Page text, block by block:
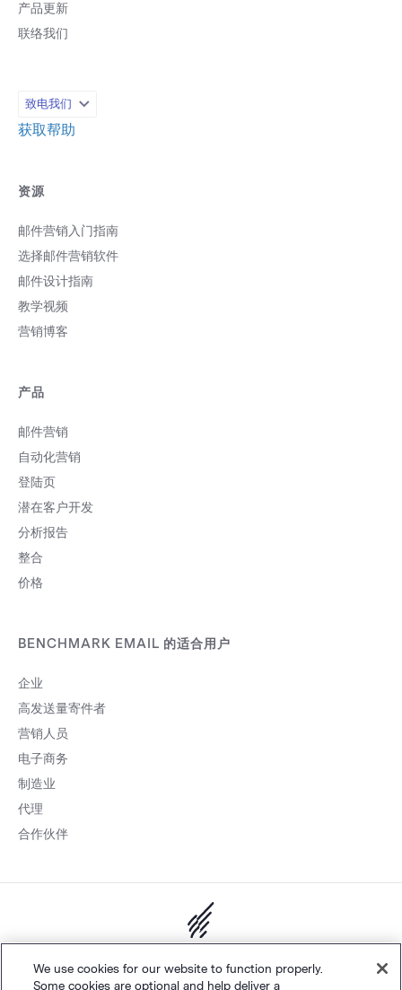
产品更新
联络我们
致电我们
获取帮助
资源
邮件营销入门指南
选择邮件营销软件
邮件设计指南
教学视频
营销博客
产品
邮件营销
自动化营销
登陆页
潜在客户开发
分析报告
整合
价格
BENCHMARK EMAIL 的适合用户
企业
高发送量寄件者
营销人员
电子商务
制造业
代理
合作伙伴
We use cookies for our website to function properly.
Some cookies are optional and help deliver a